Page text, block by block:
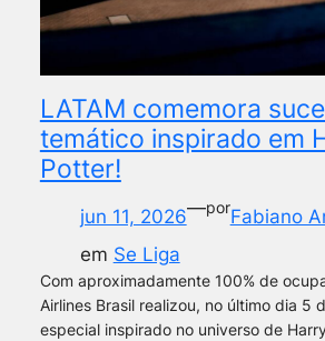
LATAM comemora
temático inspirado em
Potter!
jun 11, 2026—porFabiano
em Se Liga
Com aproximadamente 100% de
Airlines Brasil realizou, no último dia 5
especial inspirado no universo de